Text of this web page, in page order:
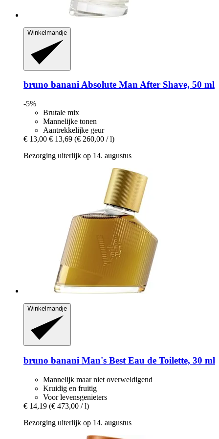
Winkelmandje
bruno bananiAbsolute Man After Shave, 50 ml
-5%
Brutale mix
Mannelijke tonen
Aantrekkelijke geur
€ 13,00 € 13,69 (€ 260,00 / l)
Bezorging uiterlijk op 14. augustus
Winkelmandje
bruno banani Man's Best Eau de Toilette, 30 ml
Mannelijk maar niet overweldigend
Kruidig en fruitig
Voor levensgenieters
€ 14,19 (€ 473,00 / l)
Bezorging uiterlijk op 14. augustus